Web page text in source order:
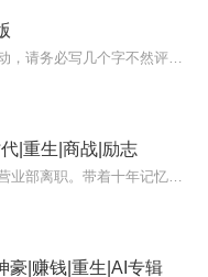
|重生|商战|励志
豪|赚钱|重生|AI专辑